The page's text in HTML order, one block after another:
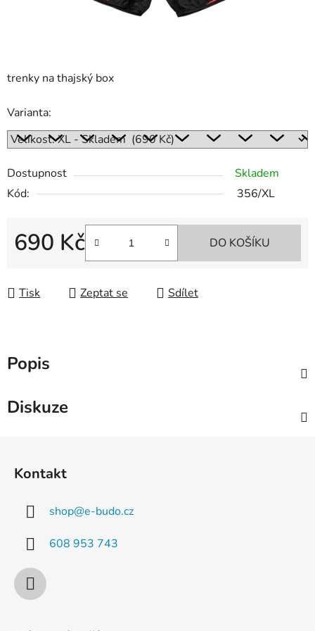
trenky na thajský box
Varianta:
Dostupnost
Skladem
Kód:
356/XL
690 Kč DO KOŠÍKU
Tisk Zeptat se Sdílet
Popis
Diskuze
Kontakt
shop@e-budo.cz
608 953 743